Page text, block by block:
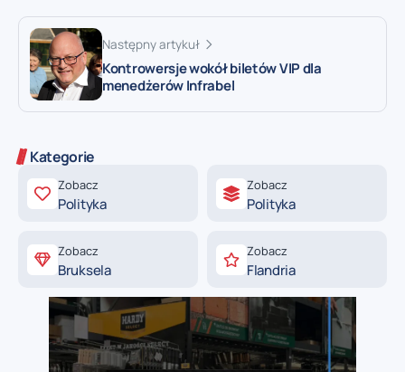
Następny artykuł
Kontrowersje wokół biletów VIP dla
menedżerów Infrabel
Kategorie
Zobacz
Polityka
Zobacz
Polityka
Zobacz
Bruksela
Zobacz
Flandria